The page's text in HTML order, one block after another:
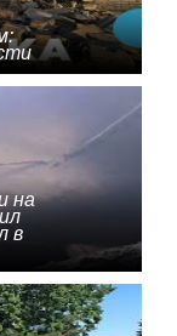
на
в